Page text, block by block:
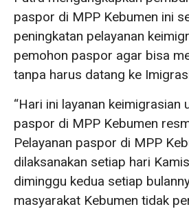
paspor di MPP Kebumen ini
peningkatan pelayanan
pemohon paspor agar bisa
tanpa harus datang ke
“Hari ini layanan keimigrasian
paspor di MPP Kebumen
Pelayanan paspor di MPP
dilaksanakan setiap hari
diminggu kedua setiap
masyarakat Kebumen tidak